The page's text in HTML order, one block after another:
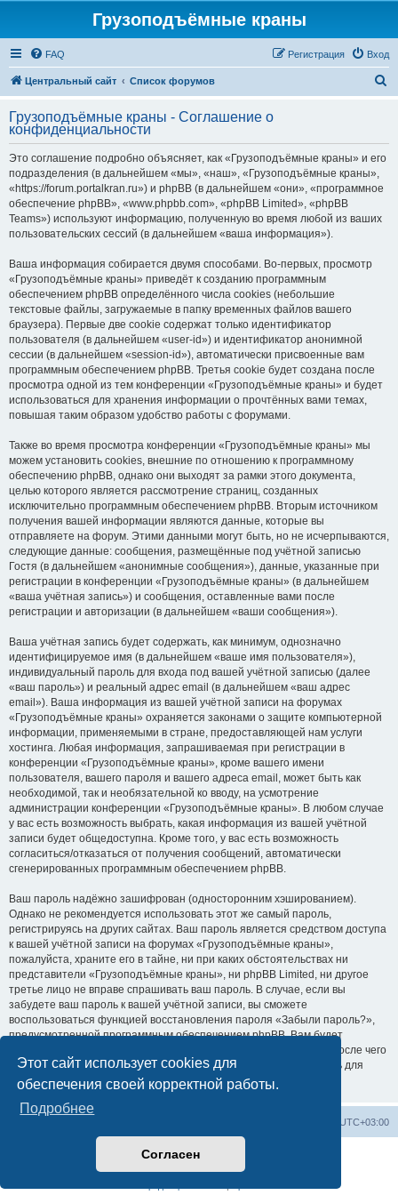
Этот сайт использует cookies для
обеспечения своей корректной работы.
Подробнее
Согласен
Грузоподъёмные краны
FAQ Вход
Регистрация
Центральный сайт Список форумов
с
Грузоподъёмные краны - Соглашение о
конфиденциальности
Это соглашение подробно объясняет, как «Грузоподъёмные краны» и его
подразделения (в дальнейшем «мы», «наш», «Грузоподъёмные краны»,
«https://forum.portalkran.ru») и phpBB (в дальнейшем «они», «программное
обеспечение phpBB», «www.phpbb.com», «phpBB Limited», «phpBB
Teams») используют информацию, полученную во время любой из ваших
пользовательских сессий (в дальнейшем «ваша информация»).
Ваша информация собирается двумя способами. Во-первых, просмотр
«Грузоподъёмные краны» приведёт к созданию программным
обеспечением phpBB определённого числа cookies (небольшие
текстовые файлы, загружаемые в папку временных файлов вашего
браузера). Первые две cookie содержат только идентификатор
пользователя (в дальнейшем «user-id») и идентификатор анонимной
сессии (в дальнейшем «session-id»), автоматически присвоенные вам
программным обеспечением phpBB. Третья cookie будет создана после
просмотра одной из тем конференции «Грузоподъёмные краны» и будет
использоваться для хранения информации о прочтённых вами темах,
повышая таким образом удобство работы с форумами.
Также во время просмотра конференции «Грузоподъёмные краны» мы
можем установить cookies, внешние по отношению к программному
обеспечению phpBB, однако они выходят за рамки этого документа,
целью которого является рассмотрение страниц, созданных
исключительно программным обеспечением phpBB. Вторым источником
получения вашей информации являются данные, которые вы
отправляете на форум. Этими данными могут быть, но не исчерпываются,
следующие данные: сообщения, размещённые под учётной записью
Гостя (в дальнейшем «анонимные сообщения»), данные, указанные при
регистрации в конференции «Грузоподъёмные краны» (в дальнейшем
«ваша учётная запись») и сообщения, оставленные вами после
регистрации и авторизации (в дальнейшем «ваши сообщения»).
Ваша учётная запись будет содержать, как минимум, однозначно
идентифицируемое имя (в дальнейшем «ваше имя пользователя»),
индивидуальный пароль для входа под вашей учётной записью (далее
«ваш пароль») и реальный адрес email (в дальнейшем «ваш адрес
email»). Ваша информация из вашей учётной записи на форумах
«Грузоподъёмные краны» охраняется законами о защите компьютерной
информации, применяемыми в стране, предоставляющей нам услуги
хостинга. Любая информация, запрашиваемая при регистрации в
конференции «Грузоподъёмные краны», кроме вашего имени
пользователя, вашего пароля и вашего адреса email, может быть как
необходимой, так и необязательной ко вводу, на усмотрение
администрации конференции «Грузоподъёмные краны». В любом случае
у вас есть возможность выбрать, какая информация из вашей учётной
записи будет общедоступна. Кроме того, у вас есть возможность
согласиться/отказаться от получения сообщений, автоматически
сгенерированных программным обеспечением phpBB.
Ваш пароль надёжно зашифрован (односторонним хэшированием).
Однако не рекомендуется использовать этот же самый пароль,
регистрируясь на других сайтах. Ваш пароль является средством доступа
к вашей учётной записи на форумах «Грузоподъёмные краны»,
пожалуйста, храните его в тайне, ни при каких обстоятельствах ни
представители «Грузоподъёмные краны», ни phpBB Limited, ни другое
третье лицо не вправе спрашивать ваш пароль. В случае, если вы
забудете ваш пароль к вашей учётной записи, вы сможете
воспользоваться функцией восстановления пароля «Забыли пароль?»,
предусмотренной программным обеспечением phpBB. Вам будет
необходимо ввести ваше имя пользователя и ваш адрес email, после чего
программное обеспечение phpBB сгенерирует вам новый пароль для
вашей учётной записи.
UTC+03:00
Создано на основеphpBB® Forum Software © phpBB Limited
Русская поддержка phpBB